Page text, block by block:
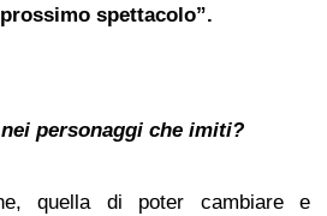
spettacolo”.
personaggi che imiti?
quella di poter cambiare e